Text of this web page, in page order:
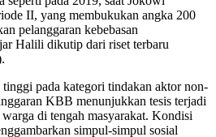
II, yang membukukan angka 200
pelanggaran kebebasan
Halili dikutip dari riset terbaru
pada kategori tindakan aktor non-
KBB menunjukkan tesis terjadi
di tengah masyarakat. Kondisi
simpul-simpul sosial